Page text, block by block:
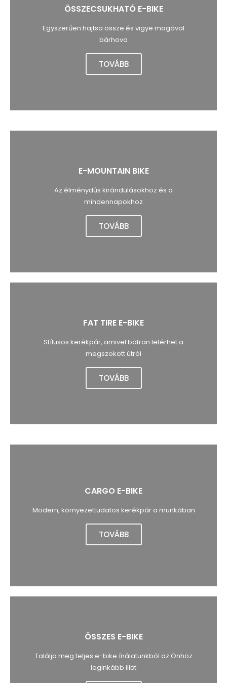
ÖSSZECSUKHATÓ E-BIKE
Egyszerűen hajtsa össze és vigye magával
bárhova
TOVÁBB
E-MOUNTAIN BIKE
Az élménydús kirándulásokhoz és a
mindennapokhoz
TOVÁBB
FAT TIRE E-BIKE
Stílusos kerékpár, amivel bátran letérhet a
megszokott útról
TOVÁBB
CARGO E-BIKE
Modern, környezettudatos kerékpár a munkában
TOVÁBB
ÖSSZES E-BIKE
Találja meg teljes e-bike ínálatunkból az Önhöz
leginkább illőt